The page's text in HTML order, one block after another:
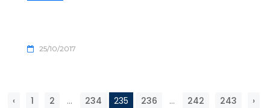
25/10/2017
‹ 1 2 ... 234 235 236 ... 242 243 ›